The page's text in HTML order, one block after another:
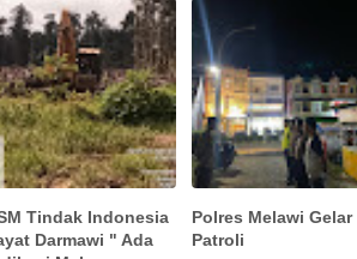
Tindak Indonesia
Darmawi " Ada
Polres Melawi Gelar
Patroli